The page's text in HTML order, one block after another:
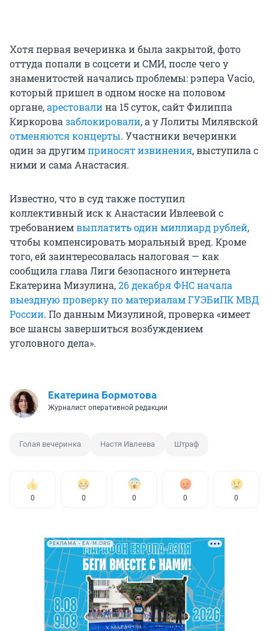
Хотя первая вечеринка и была закрытой, фото
оттуда попали в соцсети и СМИ, после чего у
знаменитостей начались проблемы: рэпера Vacio,
который пришел в одном носке на половом
органе,арестовалина 15 суток, сайт Филиппа
Киркорова заблокировали, а у Лолиты Милявской
отменяются концерты. Участники вечеринки
один за другимприносят извинения, выступила с
ними и сама Анастасия.
Известно, что в суд также поступил
коллективный иск к Анастасии Ивлеевой с
требованиемвыплатить один миллиард рублей,
чтобы компенсировать моральный вред. Кроме
того, ей заинтересовалась налоговая — как
сообщила глава Лиги безопасного интернета
Екатерина Мизулина,26 декабря ФНС начала
выездную проверку по материалам ГУЭБиПК МВД
России. По данным Мизулиной, проверка «имеет
все шансы завершиться возбуждением
уголовного дела».
Екатерина Бормотова
Журналист оперативной редакции
Голая вечеринка Настя Ивлеева Штраф
0 0 0 0 0
РЕКЛАМА • EA-M.ORG